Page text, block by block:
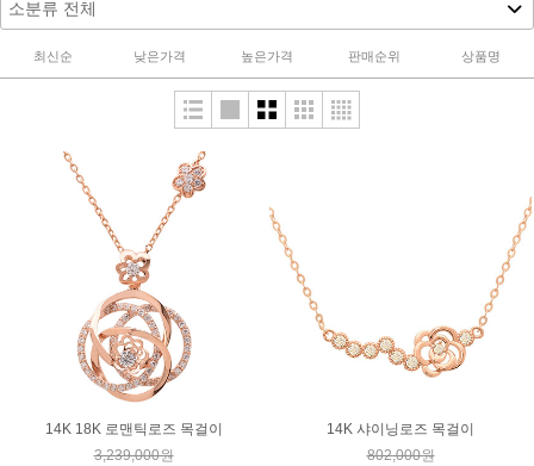
최신순 낮은가격 높은가격 판매순위 상품명
14K 18K 로맨틱로즈 목걸이
3,239,000원
14K 샤이닝로즈 목걸이
802,000원